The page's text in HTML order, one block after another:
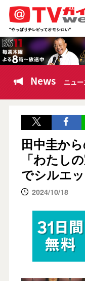
News ニュー
田中圭か
「わたし
でシルエ
2024/10/18